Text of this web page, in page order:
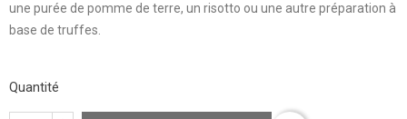
une purée de pomme de terre, un risotto ou une autre préparation à
base de truffes.
Quantité